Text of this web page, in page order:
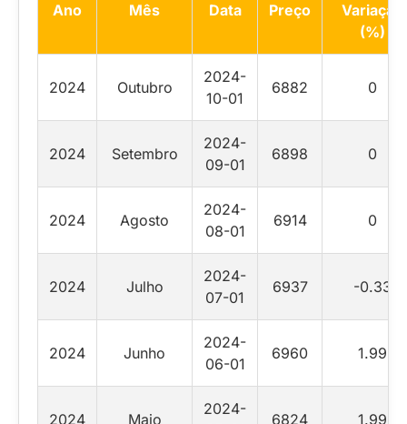
Ano Mês Data Preço
Variação
(%)
2024 Outubro
2024-
10-01
6882 0
2024 Setembro
2024-
09-01
6898 0
2024 Agosto
2024-
08-01
6914 0
2024 Julho
2024-
07-01
6937 -0.33
2024 Junho
2024-
06-01
6960 1.99
2024 Maio
2024-
6824 1.99